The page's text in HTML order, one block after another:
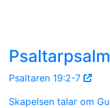
Psaltarpsalm
Psaltaren 19:2-7
Skapelsen talar om